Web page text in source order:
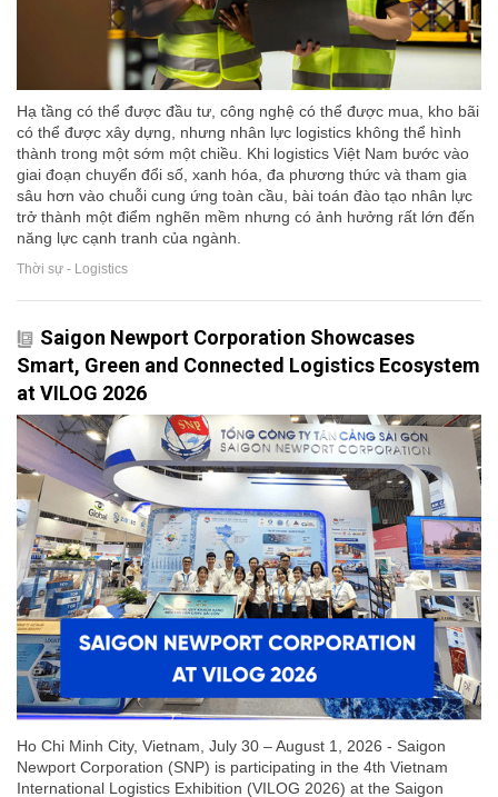
Hạ tầng có thể được đầu tư, công nghệ có thể được mua, kho bãi
có thể được xây dựng, nhưng nhân lực logistics không thể hình
thành trong một sớm một chiều. Khi logistics Việt Nam bước vào
giai đoạn chuyển đổi số, xanh hóa, đa phương thức và tham gia
sâu hơn vào chuỗi cung ứng toàn cầu, bài toán đào tạo nhân lực
trở thành một điểm nghẽn mềm nhưng có ảnh hưởng rất lớn đến
năng lực cạnh tranh của ngành.
Thời sự - Logistics
Saigon Newport Corporation Showcases
Smart, Green and Connected Logistics Ecosystem
at VILOG 2026
Ho Chi Minh City, Vietnam, July 30 – August 1, 2026 - Saigon
Newport Corporation (SNP) is participating in the 4th Vietnam
International Logistics Exhibition (VILOG 2026) at the Saigon